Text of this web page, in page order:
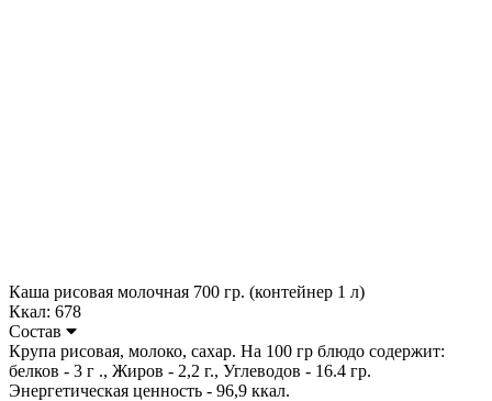
Каша рисовая молочная 700 гр. (контейнер 1 л)
Ккал: 678
Состав
Крупа рисовая, молоко, сахар. На 100 гр блюдо содержит:
белков - 3 г ., Жиров - 2,2 г., Углеводов - 16.4 гр.
Энергетическая ценность - 96,9 ккал.